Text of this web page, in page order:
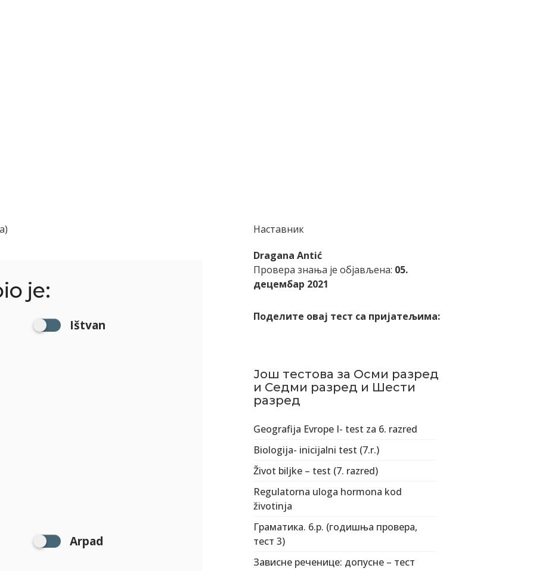
je:
Ištvan
Arpad
Наставник
Dragana Antić
Провера знања је објављена: 05.
децембар 2021
Поделите овај тест са пријатељима:
Још тестова за Осми разред
и Седми разред и Шести
разред
Geografija Evrope I- test za 6. razred
Biologija- inicijalni test (7.r.)
Život biljke – test (7. razred)
Regulatorna uloga hormona kod
životinja
Граматика. 6.р. (годишња провера,
тест 3)
Зависне реченице: допусне – тест